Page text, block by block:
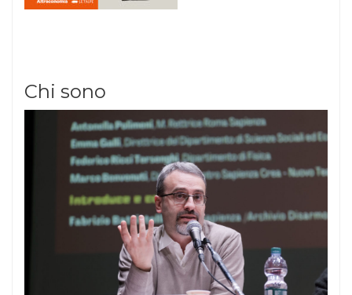
Chi sono